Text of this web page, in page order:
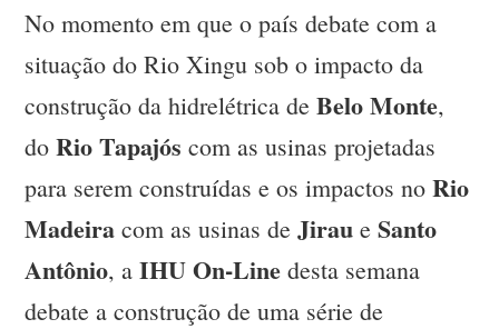
No momento em que o país debate com a
situação do Rio Xingu sob o impacto da
construção da hidrelétrica deBelo Monte,
doRio Tapajós com as usinas projetadas
para serem construídas e os impactos noRio
Madeira com as usinas deJirau eSanto
Antônio, aIHU On-Linedesta semana
debate a construção de uma série de